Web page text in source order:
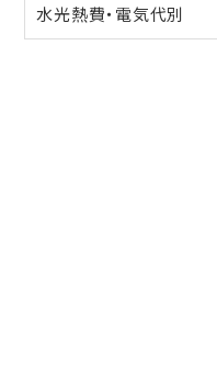
水光熱費・電気代別